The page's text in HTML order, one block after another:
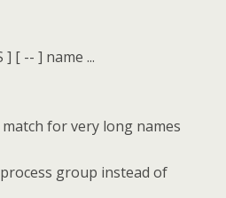
[ -- ] name ...
for very long names
group instead of